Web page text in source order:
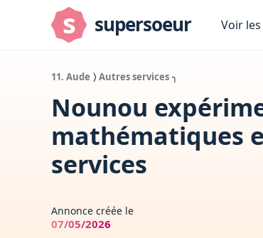
s supersoeur Voir
11. Aude ⟩Autres services ╮
Nounou
mathématiques
services
Annonce créée le
07/05/2026